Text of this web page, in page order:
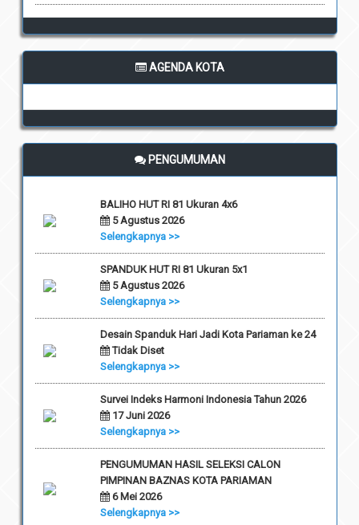
AGENDA KOTA
PENGUMUMAN
BALIHO HUT RI 81 Ukuran 4x6
5 Agustus 2026
Selengkapnya >>
SPANDUK HUT RI 81 Ukuran 5x1
5 Agustus 2026
Selengkapnya >>
Desain Spanduk Hari Jadi Kota Pariaman ke 24
Tidak Diset
Selengkapnya >>
Survei Indeks Harmoni Indonesia Tahun 2026
17 Juni 2026
Selengkapnya >>
PENGUMUMAN HASIL SELEKSI CALON
PIMPINAN BAZNAS KOTA PARIAMAN
6 Mei 2026
Selengkapnya >>